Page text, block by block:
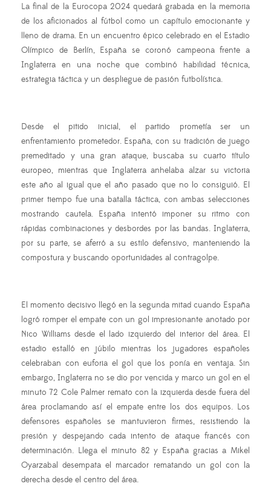
La final de la Eurocopa 2024 quedará grabada en la memoria
de los aficionados al fútbol como un capítulo emocionante y
lleno de drama. En un encuentro épico celebrado en el Estadio
Olímpico de Berlín, España se coronó campeona frente a
Inglaterra en una noche que combinó habilidad técnica,
estrategia táctica y un despliegue de pasión futbolística.
Desde el pitido inicial, el partido prometía ser un
enfrentamiento prometedor. España, con su tradición de juego
premeditado y una gran ataque, buscaba su cuarto título
europeo, mientras que Inglaterra anhelaba alzar su victoria
este año al igual que el año pasado que no lo consiguió. El
primer tiempo fue una batalla táctica, con ambas selecciones
mostrando cautela. España intentó imponer su ritmo con
rápidas combinaciones y desbordes por las bandas. Inglaterra,
por su parte, se aferró a su estilo defensivo, manteniendo la
compostura y buscando oportunidades al contragolpe.
El momento decisivo llegó en la segunda mitad cuando España
logró romper el empate con un gol impresionante anotado por
Nico Williams desde el lado izquierdo del interior del área. El
estadio estalló en júbilo mientras los jugadores españoles
celebraban con euforia el gol que los ponía en ventaja. Sin
embargo, Inglaterra no se dio por vencida y marco un gol en el
minuto 72 Cole Palmer remato con la izquierda desde fuera del
área proclamando así el empate entre los dos equipos. Los
defensores españoles se mantuvieron firmes, resistiendo la
presión y despejando cada intento de ataque francés con
determinación. Llega el minuto 82 y España gracias a Mikel
Oyarzabal desempata el marcador rematando un gol con la
derecha desde el centro del área.